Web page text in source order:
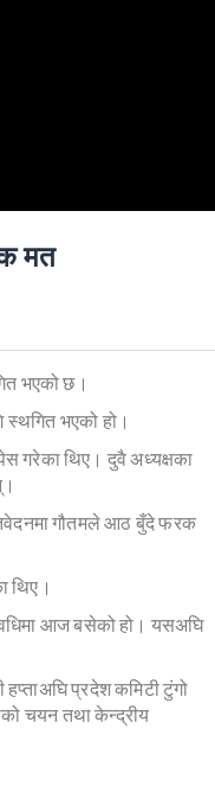
मत
भएको छ।
स्थगित भएको हो।
गरेका थिए। दुवै अध्यक्षका
गौतमले आठ बुँदे फरक
थिए।
आज बसेको हो। यसअघि
प्रदेश कमिटी टुंगो
चयन तथा केन्द्रीय